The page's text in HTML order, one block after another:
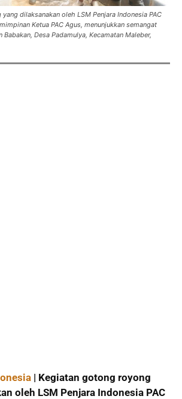
dilaksanakan oleh LSM Penjara Indonesia PAC
Ketua PAC Agus, menunjukkan semangat
Desa Padamulya, Kecamatan Maleber,
| Kegiatan gotong royong
oleh LSM Penjara Indonesia PAC